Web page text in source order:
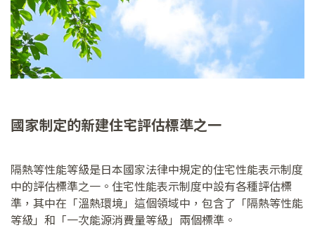
國家制定的新建住宅評估標準之一
隔熱等性能等級是日本國家法律中規定的住宅性能表示制度
中的評估標準之一。住宅性能表示制度中設有各種評估標
準，其中在「溫熱環境」這個領域中，包含了「隔熱等性能
等級」和「一次能源消費量等級」兩個標準。